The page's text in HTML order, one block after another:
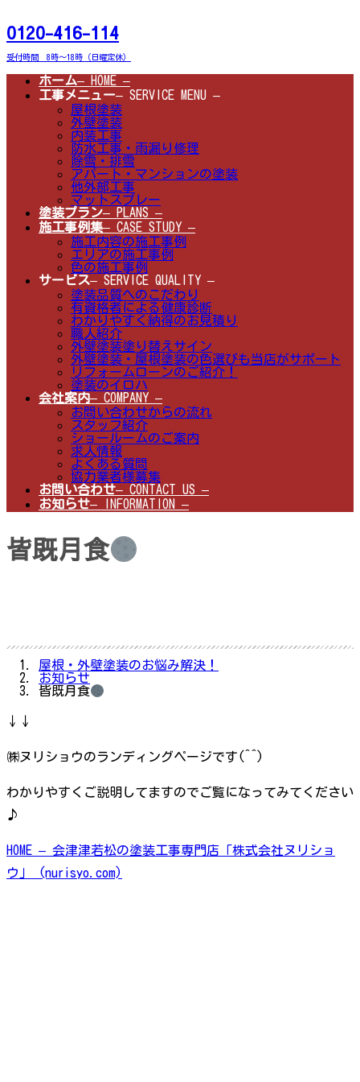
ン
テ
ン
ツ
へ
ビ
ゲ
ー
シ
ョ
0120-416-114
受付時間 8時～18時（日曜定休）
ホーム– HOME –
工事メニュー– SERVICE MENU –
屋根塗装
外壁塗装
内装工事
防水工事・雨漏り修理
除雪・排雪
アパート・マンションの塗装
他外部工事
マットスプレー
塗装プラン– PLANS –
施工事例集– CASE STUDY –
施工内容の施工事例
エリアの施工事例
色の施工事例
サービス– SERVICE QUALITY –
塗装品質へのこだわり
有資格者による健康診断
わかりやすく納得のお見積り
職人紹介
外壁塗装塗り替えサイン
外壁塗装・屋根塗装の色選びも当店がサポート
リフォームローンのご紹介！
塗装のイロハ
会社案内– COMPANY –
お問い合わせからの流れ
スタッフ紹介
ショールームのご案内
求人情報
よくある質問
協力業者様募集
お問い合わせ– CONTACT US –
お知らせ– INFORMATION –
皆既月食
屋根・外壁塗装のお悩み解決！
お知らせ
皆既月食
↓↓
㈱ヌリショウのランディングページです(^^)
わかりやすくご説明してますのでご覧になってみてください
♪
HOME – 会津津若松の塗装工事専門店「株式会社ヌリショ
ウ」 (nurisyo.com)